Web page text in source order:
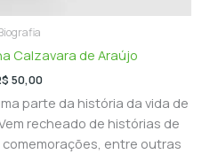
Calzavara de Araújo
50,00
parte da história da vida de
recheado de histórias de
entre outras